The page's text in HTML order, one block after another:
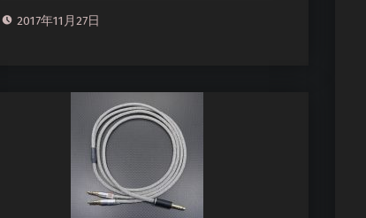
2017年11月27日